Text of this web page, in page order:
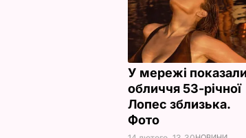
У мережі
обличчя 53-річної
Лопес зблизька.
Фото